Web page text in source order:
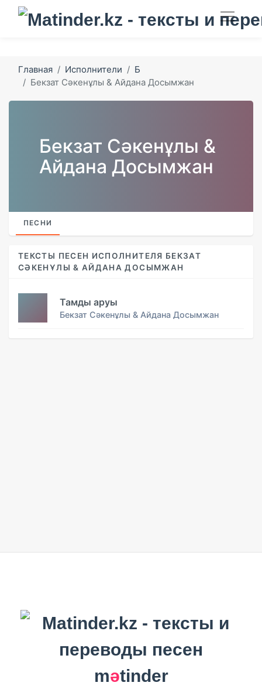
Главная Исполнители
Б
Бекзат Сәкенұлы & Айдана Досымжан
Бекзат Сәкенұлы &
Айдана Досымжан
ПЕСНИ
ТЕКСТЫ ПЕСЕН ИСПОЛНИТЕЛЯ БЕКЗАТ
СӘКЕНҰЛЫ & АЙДАНА ДОСЫМЖАН
Тамды аруы
Бекзат Сәкенұлы & Айдана Досымжан
mәtinder